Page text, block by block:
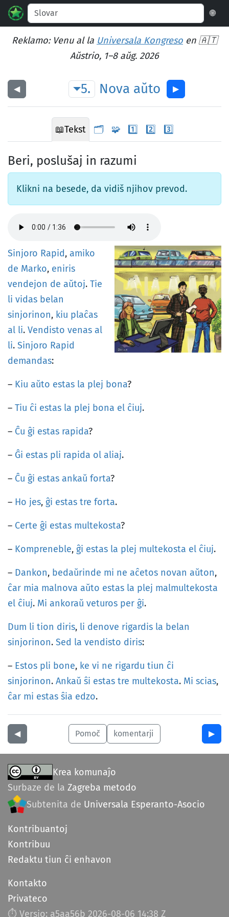
🌐
Reklamo: Venu al la Universala Kongreso en 🇦🇹
Aŭstrio, 1–8 aŭg. 2026
◀︎ 5. Nova aŭto ▶︎
📖Tekst 🗂️ 🧩 1️⃣ 2️⃣ 3️⃣
Beri, poslušaj in razumi
Klikni na besede, da vidiš njihov prevod.
Sinjoro Rapid, amiko
de Marko, eniris
vendejon de aŭtoj. Tie
li vidas belan
sinjorinon, kiu plaĉas
al li. Vendisto venas al
li. Sinjoro Rapid
demandas:
– Kiu aŭto estas la plej bona?
– Tiu ĉi estas la plej bona el ĉiuj.
– Ĉu ĝi estas rapida?
– Ĝi estas pli rapida ol aliaj.
– Ĉu ĝi estas ankaŭ forta?
– Ho jes, ĝi estas tre forta.
– Certe ĝi estas multekosta?
– Kompreneble, ĝi estas la plej multekosta el ĉiuj.
– Dankon, bedaŭrinde mi ne aĉetos novan aŭton,
ĉar mia malnova aŭto estas la plej malmultekosta
el ĉiuj. Mi ankoraŭ veturos per ĝi.
Dum li tion diris, li denove rigardis la belan
sinjorinon. Sed la vendisto diris:
– Estos pli bone, ke vi ne rigardu tiun ĉi
sinjorinon. Ankaŭ ŝi estas tre multekosta. Mi scias,
ĉar mi estas ŝia edzo.
◀︎ Pomoč komentarji ▶︎
Krea komunaĵo
Surbaze de la Zagreba metodo
Subtenita de Universala Esperanto-Asocio
Kontribuantoj
Kontribuu
Redaktu tiun ĉi enhavon
Kontakto
Privateco
⏱︎ Versio: a5aa56b 2026-08-06 14:38 Z